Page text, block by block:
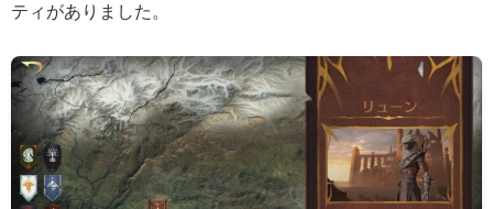
ティがありました。